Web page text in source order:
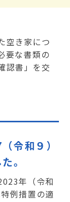
空き家につ
要な書類の
認書」を交
令和９）
。
年（令和
例措置の適